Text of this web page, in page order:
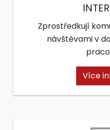
Zprostředkují
návštěvami v
Více